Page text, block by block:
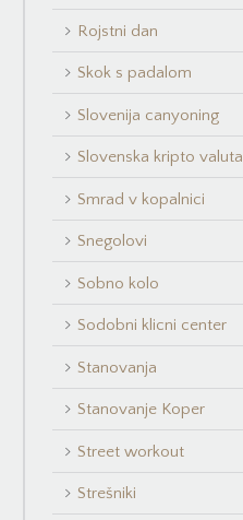
Rojstni dan
Skok s padalom
Slovenija canyoning
Slovenska kripto valuta
Smrad v kopalnici
Snegolovi
Sobno kolo
Sodobni klicni center
Stanovanja
Stanovanje Koper
Street workout
Strešniki